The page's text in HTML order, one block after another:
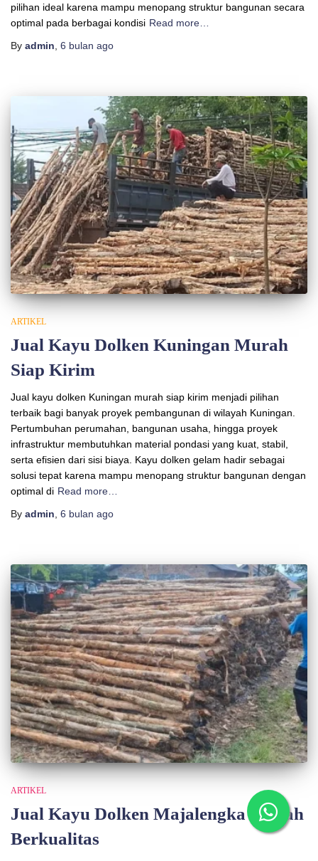
pilihan ideal karena mampu menopang struktur bangunan secara
optimal pada berbagai kondisi Read more…
By admin 6 bulan ago
ARTIKEL
Jual Kayu Dolken Kuningan Murah
Siap Kirim
Jual kayu dolken Kuningan murah siap kirim menjadi pilihan
terbaik bagi banyak proyek pembangunan di wilayah Kuningan.
Pertumbuhan perumahan, bangunan usaha, hingga proyek
infrastruktur membutuhkan material pondasi yang kuat, stabil,
serta efisien dari sisi biaya. Kayu dolken gelam hadir sebagai
solusi tepat karena mampu menopang struktur bangunan dengan
optimal di Read more…
By admin, 6 bulan ago
ARTIKEL
Jual Kayu Dolken Majalengka Murah
Berkualitas